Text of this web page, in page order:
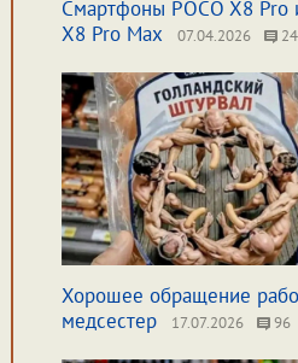
Смартфоны POCO X8 Pro
X8 Pro Max
07.04.2026 24
Хорошее обращение
медсестер
17.07.2026 96